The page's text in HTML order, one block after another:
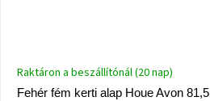
Fehér fém kerti alap Houe Avon 81,5
Raktáron a beszállítónál (20 nap)